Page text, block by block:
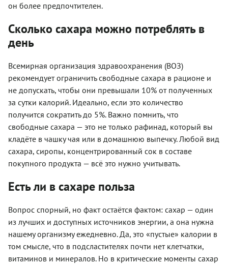
он более предпочтителен.
Сколько сахара можно потреблять в
день
Всемирная организация здравоохранения (ВОЗ)
рекомендует ограничить свободные сахара в рационе и
не допускать, чтобы они превышали 10% от полученных
за сутки калорий. Идеально, если это количество
получится сократить до 5%. Важно помнить, что
свободные сахара — это не только рафинад, который вы
кладёте в чашку чая или в домашнюю выпечку. Любой вид
сахара, сиропы, концентрированный сок в составе
покупного продукта — всё это нужно учитывать.
Есть ли в сахаре польза
Вопрос спорный, но факт остаётся фактом: сахар — один
из лучших и доступных источников энергии, а она нужна
нашему организму ежедневно. Да, это «пустые» калории в
том смысле, что в подсластителях почти нет клетчатки,
витаминов и минералов. Но в критические моменты сахар